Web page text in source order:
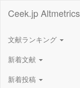
Ceek.jp
文献ランキング
新着文献
新着投稿